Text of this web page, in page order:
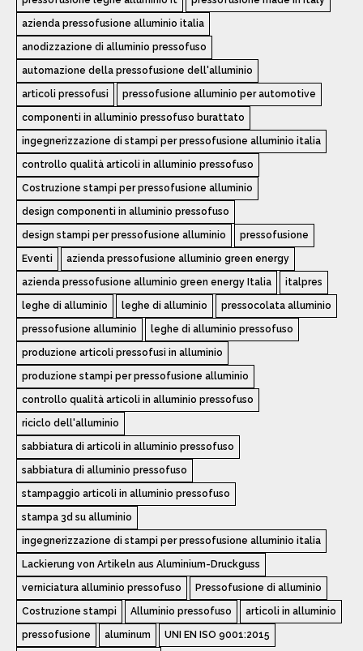
azienda pressofusione alluminio italia
anodizzazione di alluminio pressofuso
automazione della pressofusione dell'alluminio
articoli pressofusi pressofusione alluminio per automotive
componenti in alluminio pressofuso burattato
ingegnerizzazione di stampi per pressofusione alluminio italia
controllo qualità articoli in alluminio pressofuso
Costruzione stampi per pressofusione alluminio
design componenti in alluminio pressofuso
design stampi per pressofusione alluminio pressofusione
Eventi azienda pressofusione alluminio green energy
azienda pressofusione alluminio green energy Italia italpres
leghe di alluminio leghe di alluminio pressocolata alluminio
pressofusione alluminio leghe di alluminio pressofuso
produzione articoli pressofusi in alluminio
produzione stampi per pressofusione alluminio
controllo qualità articoli in alluminio pressofuso
riciclo dell'alluminio
sabbiatura di articoli in alluminio pressofuso
sabbiatura di alluminio pressofuso
stampaggio articoli in alluminio pressofuso
stampa 3d su alluminio
ingegnerizzazione di stampi per pressofusione alluminio italia
Lackierung von Artikeln aus Aluminium-Druckguss
verniciatura alluminio pressofuso Pressofusione di alluminio
Costruzione stampi Alluminio pressofuso articoli in alluminio
pressofusione aluminum UNI EN ISO 9001:2015